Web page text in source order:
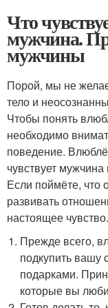
Что
мужчина.
мужчины
Порой, мы не
тело и
Чтобы понять
необходимо
поведение.
чувствует
Если поймёте,
развивать
настоящее чувство.
Прежде всего,
подкупить вашу
подарками.
которые вы